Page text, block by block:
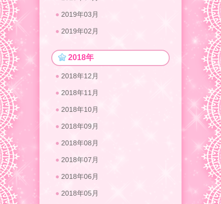
2019年03月
2019年02月
2018年
2018年12月
2018年11月
2018年10月
2018年09月
2018年08月
2018年07月
2018年06月
2018年05月